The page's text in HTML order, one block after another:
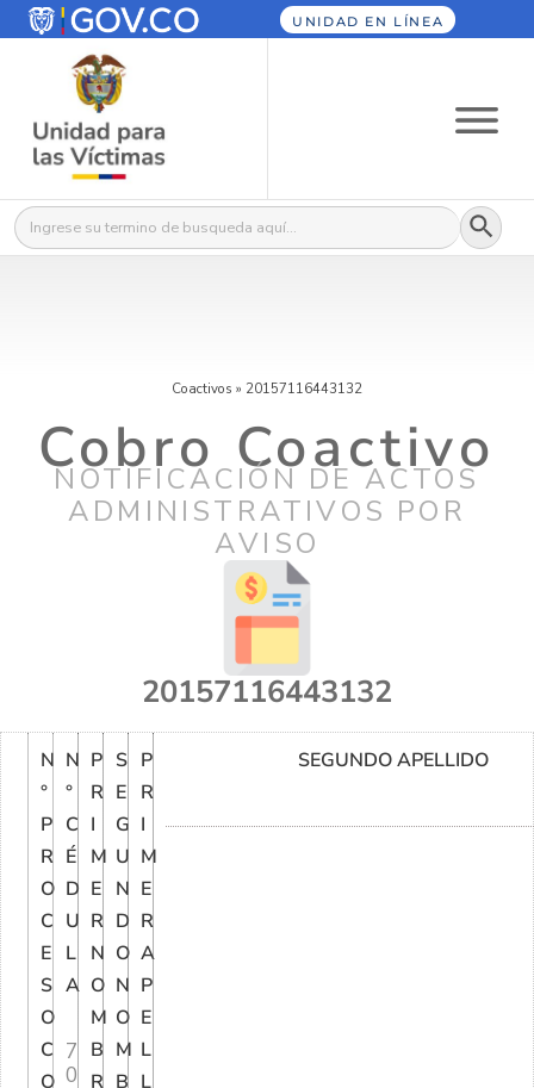
UNIDAD EN LÍNEA
Buscar: Botón
Coactivos » 20157116443132
Cobro Coactivo
NOTIFICACIÓN DE ACTOS
ADMINISTRATIVOS POR
AVISO
20157116443132
N
°
P
R
O
C
E
S
O
C
O
N
°
C
É
D
U
L
A
7
0
P
R
I
M
E
R
N
O
M
B
R
S
E
G
U
N
D
O
N
O
M
B
P
R
I
M
E
R
A
P
E
L
L
SEGUNDO APELLIDO